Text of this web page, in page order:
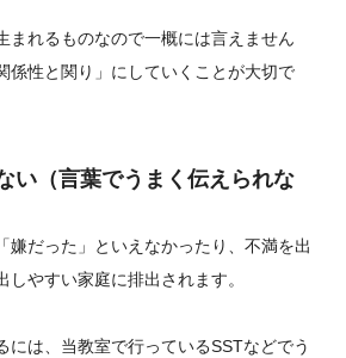
まれるものなので一概には言えません
係性と関り」にしていくことが大切で
い（言葉でうまく伝えられな
嫌だった」といえなかったり、不満を出
しやすい家庭に排出されます。
には、当教室で行っているSSTなどでう